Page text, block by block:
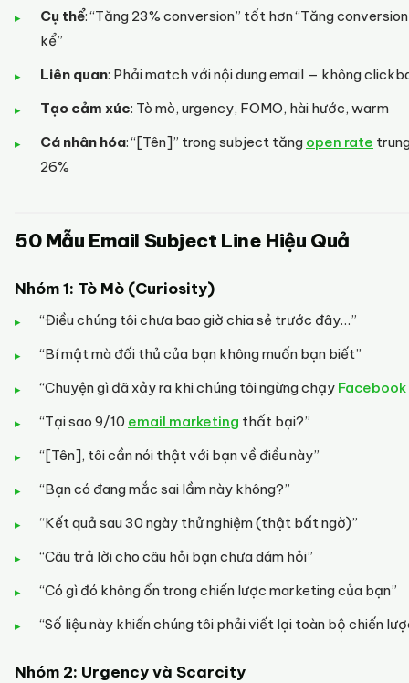
Cụ thể: “Tăng 23% conversion” tốt hơn “Tăng
kể”
Liên quan: Phải match với nội dung email — không
Tạo cảm xúc: Tò mò, urgency, FOMO, hài hước, warm
Cá nhân hóa: “[Tên]” trong subject tăng open rate
26%
50 Mẫu Email Subject Line Hiệu Quả
Nhóm 1: Tò Mò (Curiosity)
“Điều chúng tôi chưa bao giờ chia sẻ trước đây…”
“Bí mật mà đối thủ của bạn không muốn bạn biết”
“Chuyện gì đã xảy ra khi chúng tôi ngừng chạy Facebook
“Tại sao 9/10 email marketing thất bại?”
“[Tên], tôi cần nói thật với bạn về điều này”
“Bạn có đang mắc sai lầm này không?”
“Kết quả sau 30 ngày thử nghiệm (thật bất ngờ)”
“Câu trả lời cho câu hỏi bạn chưa dám hỏi”
“Có gì đó không ổn trong chiến lược marketing của bạn”
“Số liệu này khiến chúng tôi phải viết lại toàn bộ chiến
Nhóm 2: Urgency và Scarcity